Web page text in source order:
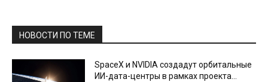
НОВОСТИ ПО ТЕМЕ
SpaceX и NVIDIA создадут орбитальные
ИИ-дата-центры в рамках проекта